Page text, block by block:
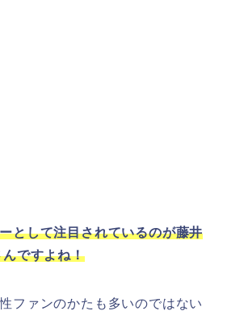
として注目されているのが藤井
ですよね！
ファンのかたも多いのではない